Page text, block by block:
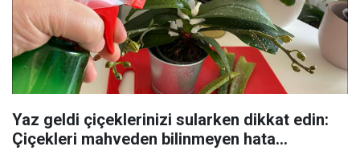
Yaz geldi çiçeklerinizi sularken dikkat edin:
Çiçekleri mahveden bilinmeyen hata...